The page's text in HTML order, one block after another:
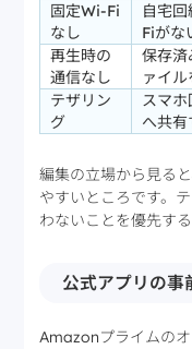
固定Wi-Fi
なし
自宅
Fiがな
再生時の
通信なし
保存済
ァイ
テザリン
グ
スマ
へ共有
編集の立場から見る
やすいところです。
わないことを優先す
公式アプリの事
Amazonプライムの